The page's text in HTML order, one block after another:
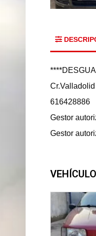
616428886
Gestor
Gestor